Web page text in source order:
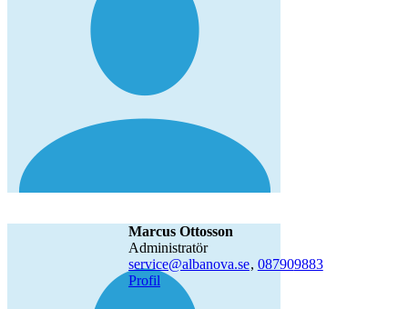
Marcus Ottosson
administratör
service@albanova.se, 087909883
Profil